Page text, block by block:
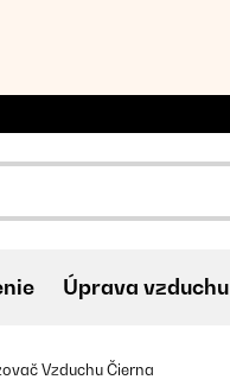
Úprava vzduchu
Vzduchu Čierna